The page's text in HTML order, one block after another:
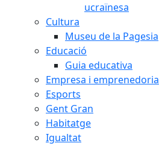
ucraïnesa
Cultura
Museu de la Pagesia
Educació
Guia educativa
Empresa i emprenedoria
Esports
Gent Gran
Habitatge
Igualtat